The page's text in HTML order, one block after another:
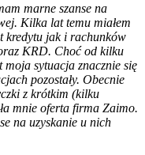
marne szanse na
Kilka lat temu miałem
kredytu jak i rachunków
KRD. Choć od kilku
moja sytuacja znacznie się
pozostały. Obecnie
z krótkim (kilku
mnie oferta firma Zaimo.
na uzyskanie u nich